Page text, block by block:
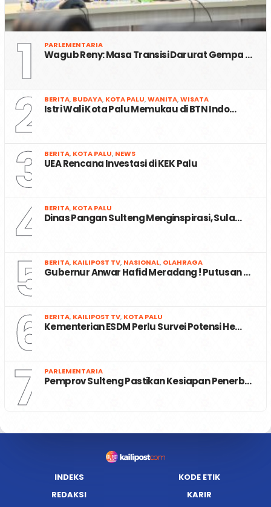
1 PARLEMENTARIA
Wagub Reny: Masa Transisi Darurat Gempa …
2 BERITA, BUDAYA, KOTA PALU,WANITA,WISATA
Istri Wali Kota Palu Memukau di BTN Indo…
3 BERITA, KOTA PALU, NEWS
UEA Rencana Investasi di KEK Palu
4 BERITA, KOTA PALU
Dinas Pangan Sulteng Menginspirasi, Sula…
5 BERITA, KAILIPOST TV, NASIONAL, OLAHRAGA
Gubernur Anwar Hafid Meradang ! Putusan …
6 BERITA, KAILIPOST TV, KOTA PALU
Kementerian ESDM Perlu Survei Potensi He…
7 PARLEMENTARIA
Pemprov Sulteng Pastikan Kesiapan Penerb…
INDEKS
KODE ETIK
REDAKSI
KARIR